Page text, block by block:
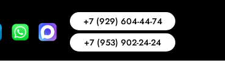
+7 (953) 902-24-24
+7 (929) 604-44-74